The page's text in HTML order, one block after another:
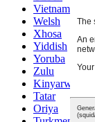
Vietnamese
Welsh
Xhosa
Yiddish
Yoruba
Zulu
Kinyarwanda
Tatar
Oriya